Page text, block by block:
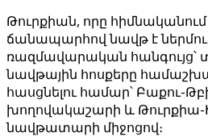
Թուրքիան, որը հիմնականում
ճանապարհով նավթ է
ռազմավարական հանգույց՝
նավթային հոսքերը
հասցնելու համար՝ Բաքու-
խողովակաշարի և Թուրքիա-
նավթատարի միջոցով։